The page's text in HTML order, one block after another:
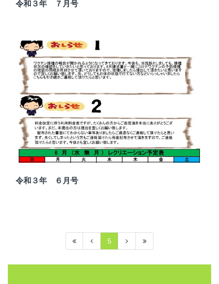
令和３年 ７月号
令和３年 ６月号
5